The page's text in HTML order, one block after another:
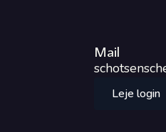
Mail
Leje login